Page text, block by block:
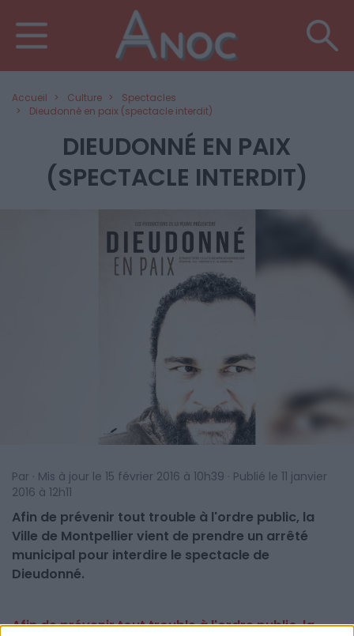
Accueil Culture
Spectacles
Dieudonné en paix (spectacle interdit)
DIEUDONNÉ EN PAIX
(SPECTACLE INTERDIT)
Par · Mis à jour le 15 février 2016 à 10h39 · Publié le 11 janvier
2016 à 12h11
Afin de prévenir tout trouble à l'ordre public, la
Ville de Montpellier vient de prendre un arrêté
municipal pour interdire le spectacle de
Dieudonné.
Afin de prévenir tout trouble à l'ordre public, la